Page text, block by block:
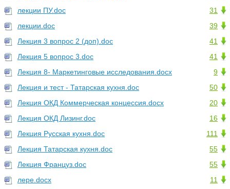
31
лекции ПУ.doc
39
лекции.doc
41
Лекция 3 вопрос 2 (доп).doc
41
Лекция 5 вопрос 3.doc
9
Лекция 8- Маркетинговые исследования.docx
50
Лекция и тест - Татарская кухня.doc
20
Лекция ОКД Коммерческая концессия.docx
16
Лекция ОКД Лизинг.doc
111
Лекция Русская кухня.doc
55
Лекция Татарская кухня.doc
55
Лекция Француз.doc
11
лере.docx